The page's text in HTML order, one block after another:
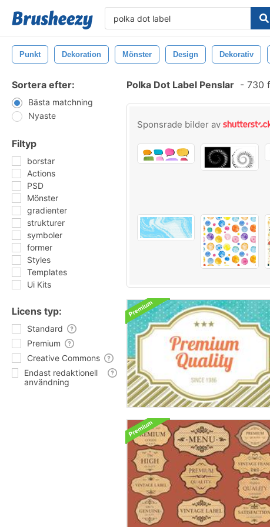
Punkt Dekoration Mönster Design Dekorativ
Sortera efter:
Bästa matchning
Nyaste
Filtyp
borstar
Actions
PSD
Mönster
gradienter
strukturer
symboler
former
Styles
Templates
Ui Kits
Licens typ:
Standard
Premium
Creative Commons
Endast redaktionell
användning
Polka Dot Label Penslar - 730
Sponsrade bilder av